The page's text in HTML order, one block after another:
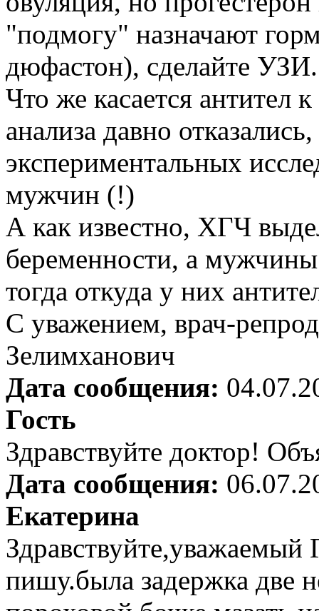
"подмогу" назначают
дюфастон), сделайте УЗИ.
Что же касается антител
анализа давно
экспериментальных
мужчин (!)
А как известно, ХГЧ
беременности, а
тогда откуда у них
С уважением, врач-
Зелимханович
Дата сообщения:
Гость
Здравствуйте доктор!
Дата сообщения:
Екатерина
пишу.была задержка две